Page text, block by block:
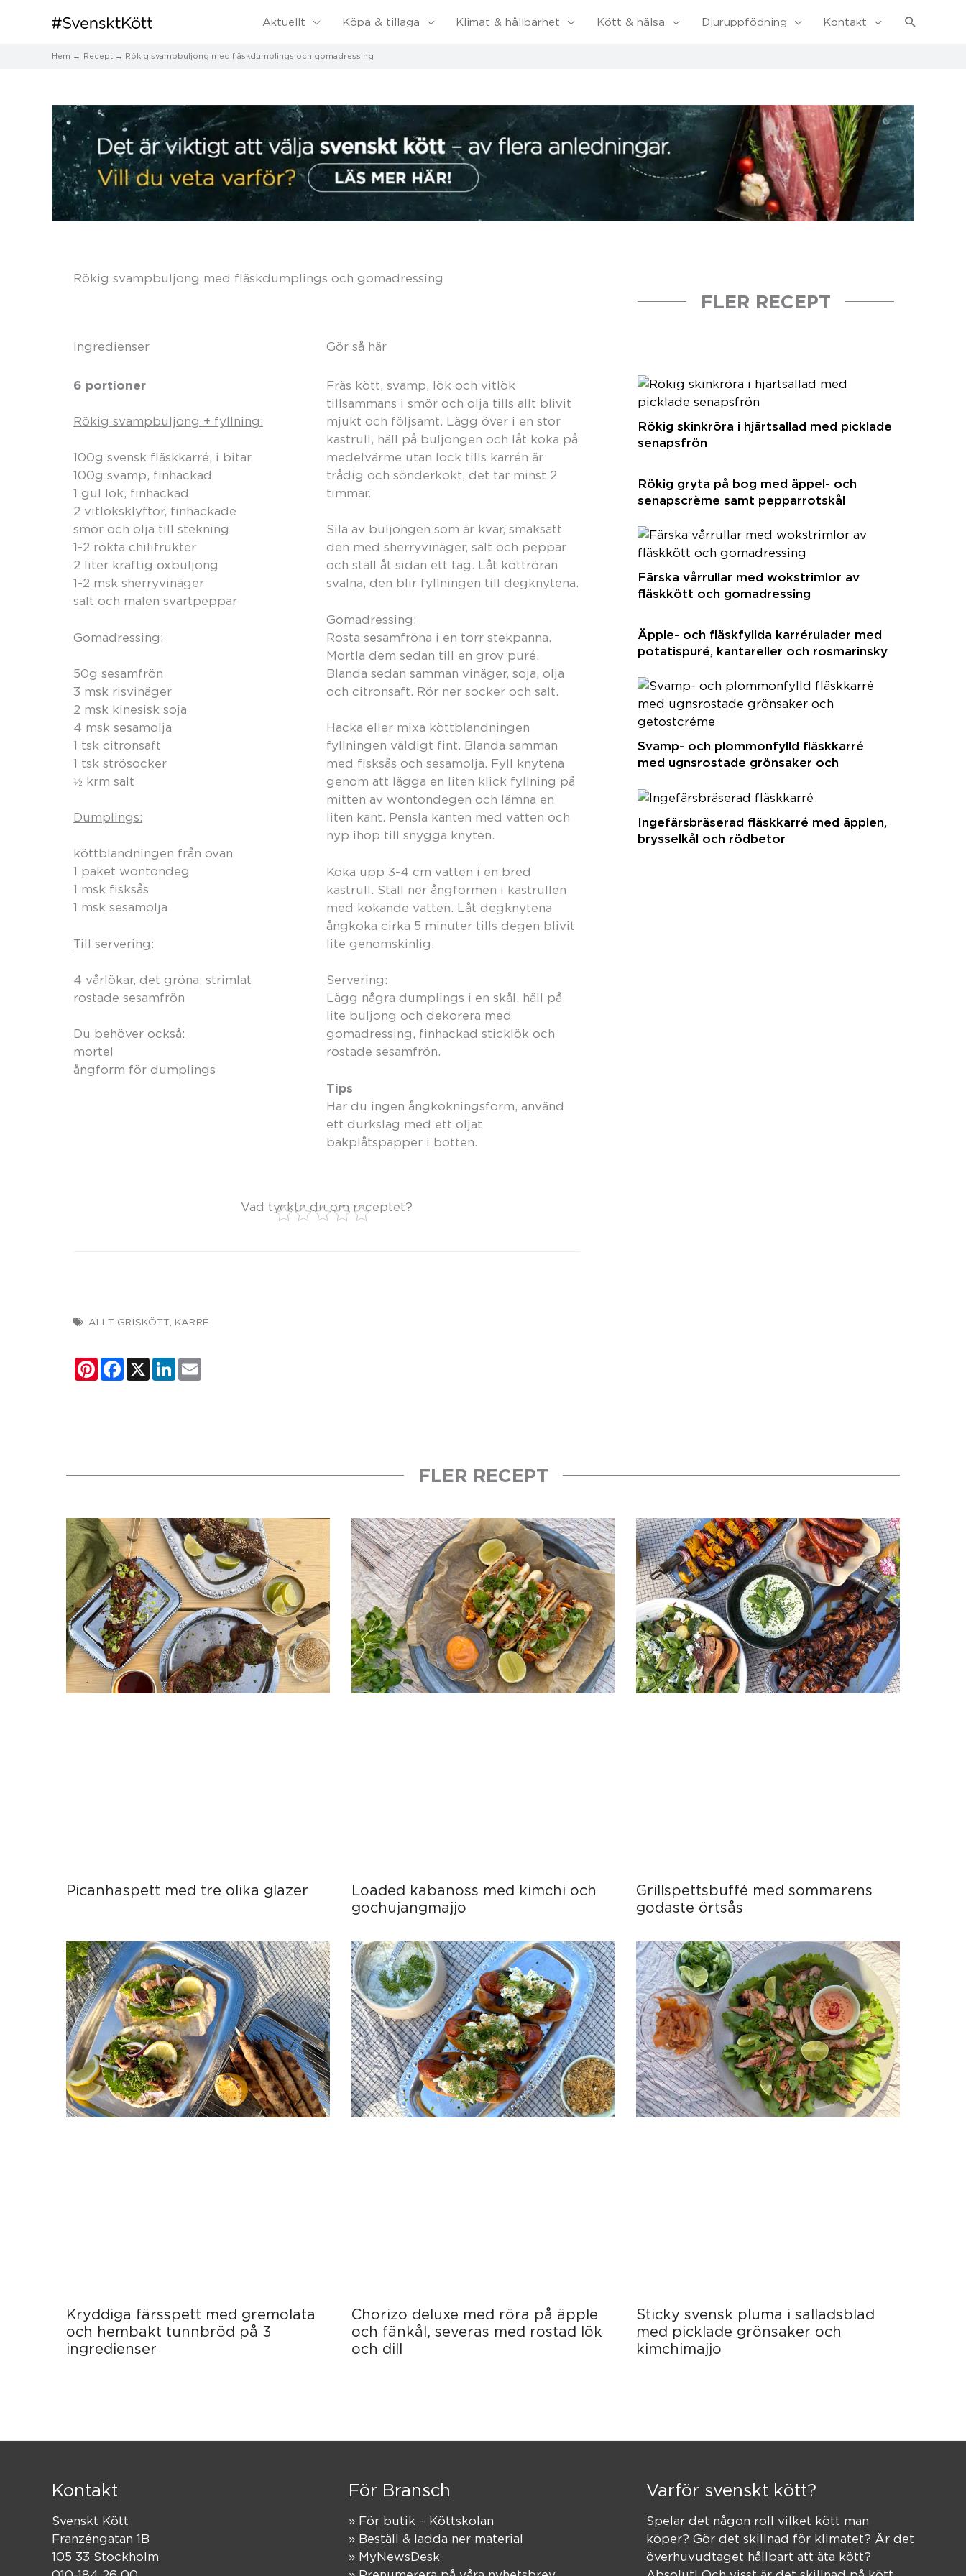
Aktuellt Köpa & tillaga Klimat & hållbarhet Kött & hälsa Djuruppfödning Kontakt Sök
Hem Recept Rökig svampbuljong med fläskdumplings och gomadressing
Rökig svampbuljong med fläskdumplings och gomadressing
Ingredienser
6 portioner
Rökig svampbuljong + fyllning:
100g svensk fläskkarré, i bitar
100g svamp, finhackad
1 gul lök, finhackad
2 vitlöksklyftor, finhackade
smör och olja till stekning
1-2 rökta chilifrukter
2 liter kraftig oxbuljong
1-2 msk sherryvinäger
salt och malen svartpeppar
Gomadressing:
50g sesamfrön
3 msk risvinäger
2 msk kinesisk soja
4 msk sesamolja
1 tsk citronsaft
1 tsk strösocker
½ krm salt
Dumplings:
köttblandningen från ovan
1 paket wontondeg
1 msk fisksås
1 msk sesamolja
Till servering:
4 vårlökar, det gröna, strimlat
rostade sesamfrön
Du behöver också:
mortel
ångform för dumplings
Gör så här
Fräs kött, svamp, lök och vitlök
tillsammans i smör och olja tills allt blivit
mjukt och följsamt. Lägg över i en stor
kastrull, häll på buljongen och låt koka på
medelvärme utan lock tills karrén är
trådig och sönderkokt, det tar minst 2
timmar.
Sila av buljongen som är kvar, smaksätt
den med sherryvinäger, salt och peppar
och ställ åt sidan ett tag. Låt köttröran
svalna, den blir fyllningen till degknytena.
Gomadressing:
Rosta sesamfröna i en torr stekpanna.
Mortla dem sedan till en grov puré.
Blanda sedan samman vinäger, soja, olja
och citronsaft. Rör ner socker och salt.
Hacka eller mixa köttblandningen
fyllningen väldigt fint. Blanda samman
med fisksås och sesamolja. Fyll knytena
genom att lägga en liten klick fyllning på
mitten av wontondegen och lämna en
liten kant. Pensla kanten med vatten och
nyp ihop till snygga knyten.
Koka upp 3-4 cm vatten i en bred
kastrull. Ställ ner ångformen i kastrullen
med kokande vatten. Låt degknytena
ångkoka cirka 5 minuter tills degen blivit
lite genomskinlig.
Servering:
Lägg några dumplings i en skål, häll på
lite buljong och dekorera med
gomadressing, finhackad sticklök och
rostade sesamfrön.
Tips
Har du ingen ångkokningsform, använd
ett durkslag med ett oljat
bakplåtspapper i botten.
Vad tyckte du om receptet?
ALLT GRISKÖTT KARRÉ
PinterestFacebook
X LinkedIn
FLER RECEPT
Rökig skinkröra i hjärtsallad med picklade
senapsfrön
Rökig gryta på bog med äppel- och
senapscrème samt pepparrotskål
Färska vårrullar med wokstrimlor av
fläskkött och gomadressing
Äpple- och fläskfyllda karrérulader med
potatispuré, kantareller och rosmarinsky
Svamp- och plommonfylld fläskkarré
med ugnsrostade grönsaker och
Ingefärsbräserad fläskkarré med äpplen,
brysselkål och rödbetor
FLER RECEPT
Picanhaspett med tre olika glazer
Loaded kabanoss med kimchi och
gochujangmajjo
Grillspettsbuffé med sommarens
godaste örtsås
Kryddiga färsspett med gremolata
och hembakt tunnbröd på 3
ingredienser
Chorizo deluxe med röra på äpple
och fänkål, severas med rostad lök
och dill
Sticky svensk pluma i salladsblad
med picklade grönsaker och
kimchimajjo
Kontakt
Svenskt Kött
Franzéngatan 1B
105 33 Stockholm
För Bransch
» För butik – Köttskolan
» Beställ & ladda ner material
» MyNewsDesk
Varför svenskt kött?
Spelar det någon roll vilket kött man
köper? Gör det skillnad för klimatet? Är det
överhuvudtaget hållbart att äta kött?